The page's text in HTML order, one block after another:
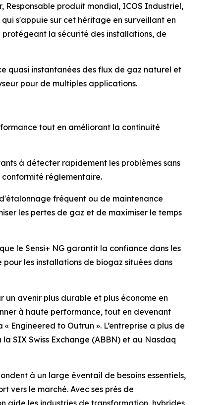
produit mondial, ICOS Industriel,
s'appuie sur cet héritage en surveillant en
la sécurité des installations, de
quasi instantanées des flux de gaz naturel et
pour de multiples applications.
tout en améliorant la continuité
à détecter rapidement les problèmes sans
réglementaire.
fréquent ou de maintenance
les pertes de gaz et de maximiser le temps
le Sensi+ NG garantit la confiance dans les
les installations de biogaz situées dans
avenir plus durable et plus économe en
à haute performance, tout en devenant
Engineered to Outrun ». L’entreprise a plus de
la SIX Swiss Exchange (ABBN) et au Nasdaq
à un large éventail de besoins essentiels,
vers le marché. Avec ses près de
aide les industries de transformation, hybrides